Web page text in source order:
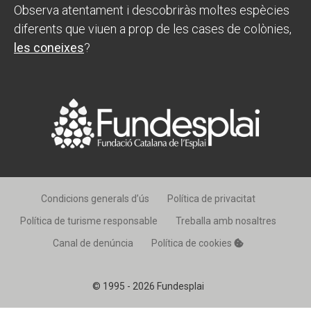
Observa atentament i descobriràs moltes espècies
diferents que viuen a prop de les cases de colònies,
les coneixes?
© 1995 - 2026 Fundesplai
Condicions generals d’ús
Política de privacitat
Política de turisme responsable
Treballa amb nosaltres
Canal de denúncia
Política de cookies